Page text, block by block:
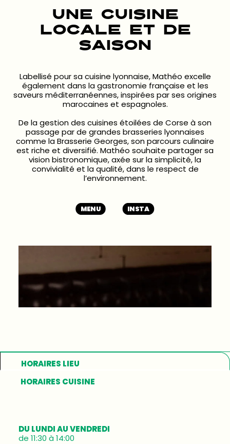
UNE CUISINE
LOCALE ET DE
SAISON
Labellisé pour sa cuisine lyonnaise, Mathéo excelle
également dans la gastronomie française et les
saveurs méditerranéennes, inspirées par ses origines
marocaines et espagnoles.
De la gestion des cuisines étoilées de Corse à son
passage par de grandes brasseries lyonnaises
comme la Brasserie Georges, son parcours culinaire
est riche et diversifié. Mathéo souhaite partager sa
vision bistronomique, axée sur la simplicité, la
convivialité et la qualité, dans le respect de
l’environnement.
MENU INSTA
HORAIRES LIEU
HORAIRES CUISINE
DU LUNDI AU VENDREDI
de 11:30 à 14:00